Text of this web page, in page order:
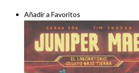
Añadir a Favoritos